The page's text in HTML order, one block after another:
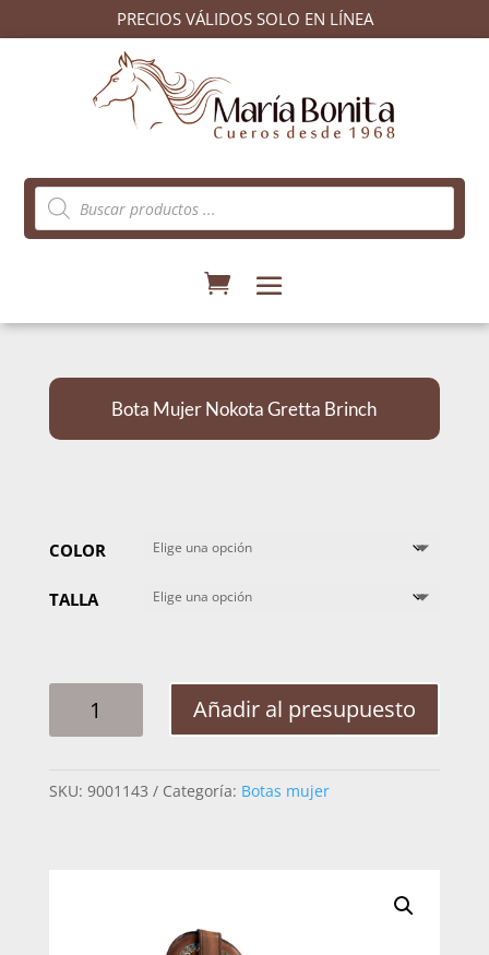
PRECIOS VÁLIDOS SOLO EN LÍNEA
Búsqueda
de
productos
Bota Mujer Nokota Gretta Brinch
COLOR
TALLA
MUJER
BRINCH
Añadir al presupuesto
SKU: 9001143 Categoría: Botas mujer